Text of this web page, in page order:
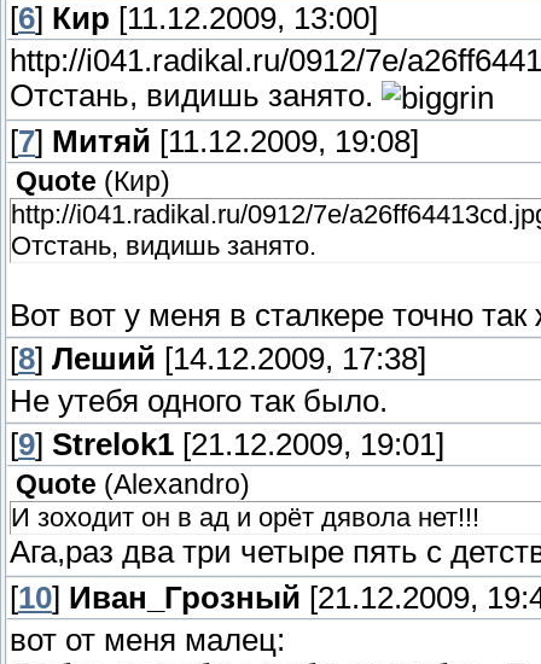
[6] Кир [11.12.2009, 13:00]
http://i041.radikal.ru/0912/7e/
Отстань, видишь занято.
[7] Митяй [11.12.2009, 19:08]
Quote ( Кир)
http://i041.radikal.ru/0912/7e/
Отстань, видишь занято.
Вот вот у меня в сталкере точно
[8] Леший [14.12.2009, 17:38]
Не утебя одного так было.
[9] Strelok1 [21.12.2009, 19:01]
Quote (Alexandro)
И зоходит он в ад и орёт дявола нет!!!
Ага,раз два три четыре пять с
[10] Иван_Грозный [21.12.2009,
вот от меня малец: